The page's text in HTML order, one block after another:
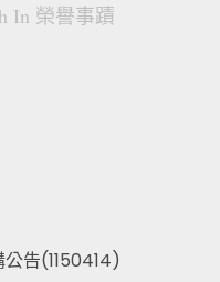
In 榮譽事蹟
告(1150414)